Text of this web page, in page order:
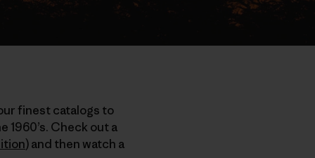
finest catalogs to
1960’s. Check out a
) and then watch a